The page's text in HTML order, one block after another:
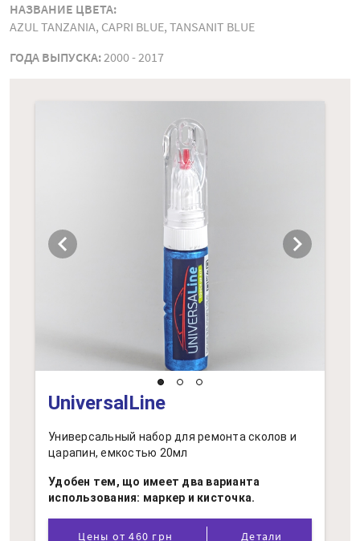
НАЗВАНИЕ ЦВЕТА:
AZUL TANZANIA, CAPRI BLUE, TANSANIT BLUE
ГОДА ВЫПУСКА:2000 - 2017
chevron_left chevron_right
UniversalLine
Универсальный набор для ремонта сколов и
царапин, емкостью 20мл
Удобен тем, що имеет два варианта
использования: маркер и кисточка.
Цены от 460 грн Детали